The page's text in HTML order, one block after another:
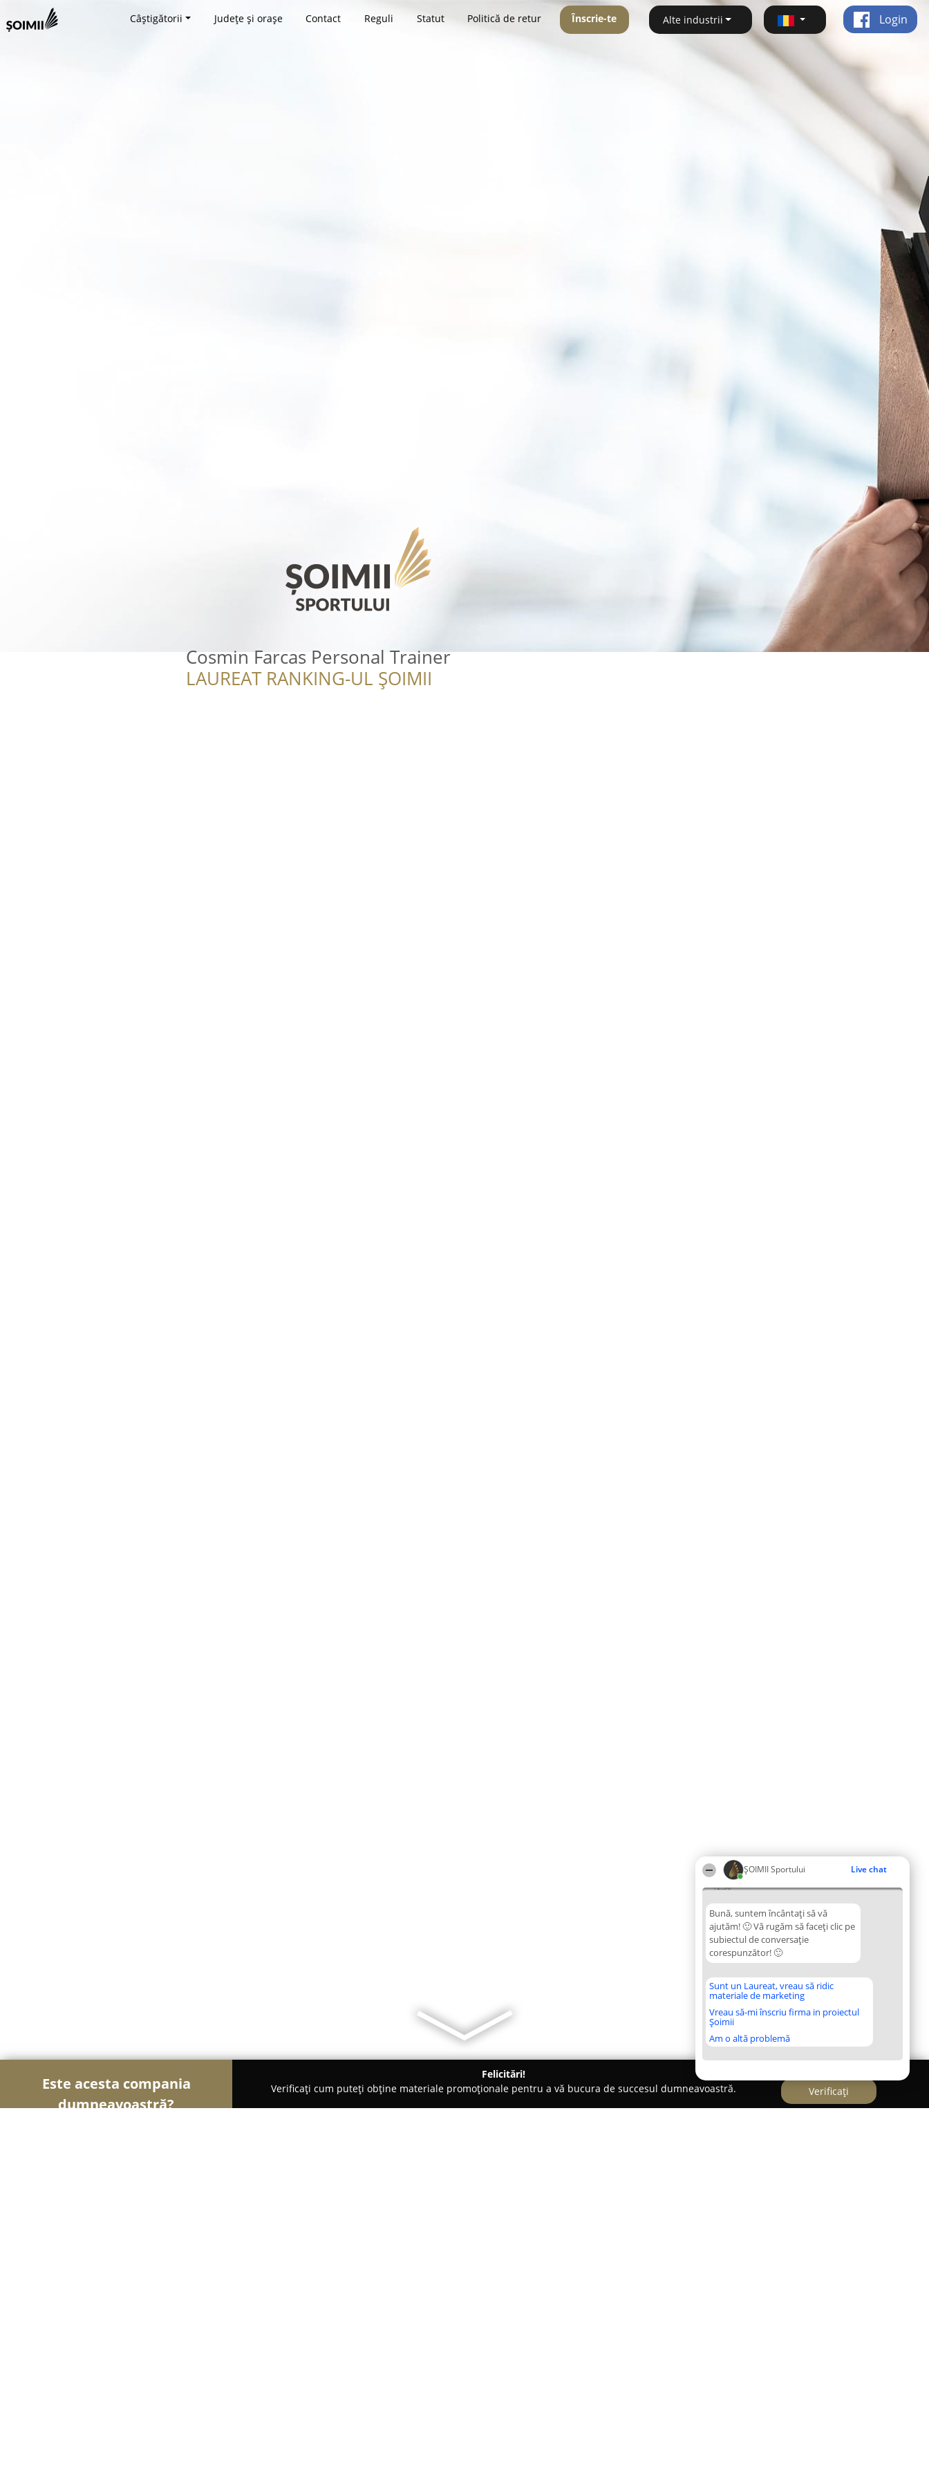
ȘOIMII Sportului Live chat
12:30
Bună, suntem încântați să vă
ajutăm! 🙂 Vă rugăm să faceți clic pe
subiectul de conversație
corespunzător! 🙂
Sunt un Laureat, vreau să ridic
materiale de marketing
Vreau să-mi înscriu firma in proiectul
Șoimii
Am o altă problemă
Câștigătorii Județe și orașe Contact Reguli Statut Politică de retur Înscrie-te Alte industrii Login
Cosmin Farcas Personal Trainer
LAUREAT RANKING-UL ȘOIMII
Este acesta compania
dumneavoastră?
Felicitări!
Verificați cum puteți obține materiale promoționale pentru a vă bucura de succesul dumneavoastră.
Verificați